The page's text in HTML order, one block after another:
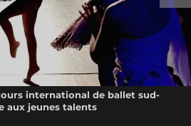
international de ballet sud-
aux jeunes talents